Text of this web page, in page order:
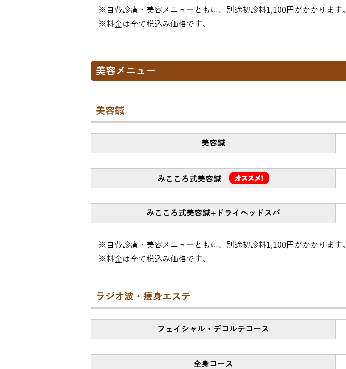
※自費診療・美容メニューともに、別途初診料1,100円がかかります。
※料金は全て税込み価格です。
美容メニュー
美容鍼
美容鍼
みこころ式美容鍼
みこころ式美容鍼+ドライヘッドスパ
※自費診療・美容メニューともに、別途初診料1,100円がかかります。
※料金は全て税込み価格です。
ラジオ波・痩身エステ
フェイシャル・ デコルテコース
全身コース